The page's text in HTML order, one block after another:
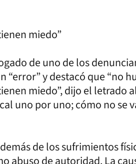
miedo”
de uno de los
“error” y destacó que “no
miedo”, dijo el letrado
uno por uno; cómo no se
de los sufrimientos